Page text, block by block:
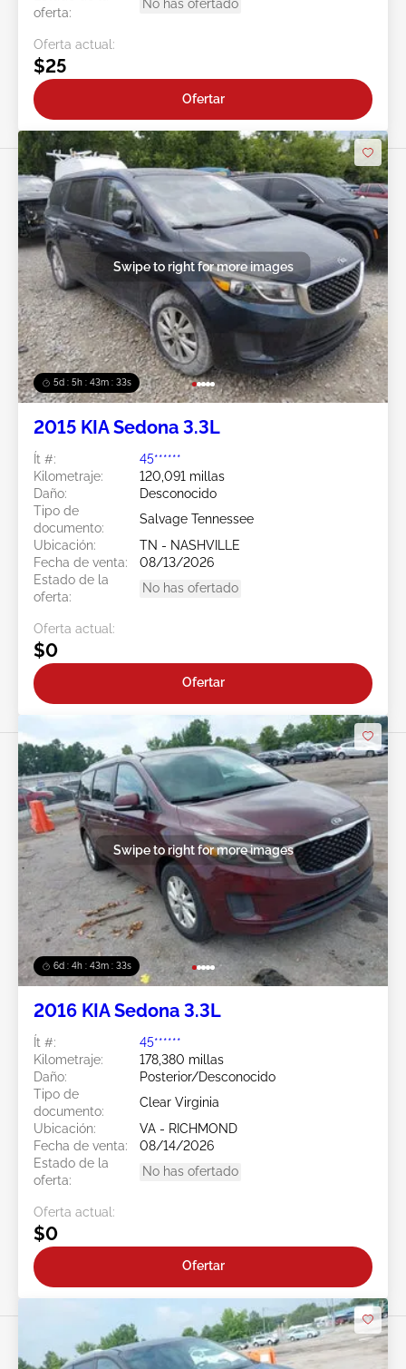
oferta:
No has ofertado
Oferta actual:
$25
Ofertar
5d : 5h : 43m : 30s
Swipe to right for more images
2015 KIA Sedona 3.3L
Ít #:
45******
Kilometraje:
120,091 millas
Daño:
Desconocido
Tipo de
documento:
Salvage Tennessee
Ubicación:
TN - NASHVILLE
Fecha de venta:
08/13/2026
Estado de la
oferta:
No has ofertado
Oferta actual:
$0
Ofertar
6d : 4h : 43m : 30s
Swipe to right for more images
2016 KIA Sedona 3.3L
Ít #:
45******
Kilometraje:
178,380 millas
Daño:
Posterior/Desconocido
Tipo de
documento:
Clear Virginia
Ubicación:
VA - RICHMOND
Fecha de venta:
08/14/2026
Estado de la
oferta:
No has ofertado
Oferta actual:
$0
Ofertar